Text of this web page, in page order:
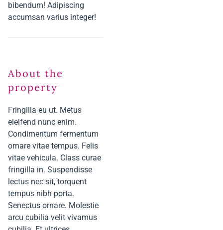
bibendum! Adipiscing
accumsan varius integer!
About the
property
Fringilla eu ut. Metus
eleifend nunc enim.
Condimentum fermentum
ornare vitae tempus. Felis
vitae vehicula. Class curae
fringilla in. Suspendisse
lectus nec sit, torquent
tempus nibh porta.
Senectus ornare. Molestie
arcu cubilia velit vivamus